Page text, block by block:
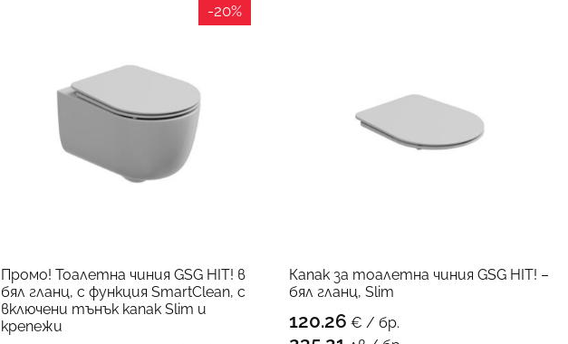
-20%
Промо! Тоалетна чиния GSG HIT! в
бял гланц, с функция SmartClean, с
включени тънък капак Slim и
крепежи
Капак за тоалетна чиния GSG HIT! –
бял гланц, Slim
120.26 € / бр.